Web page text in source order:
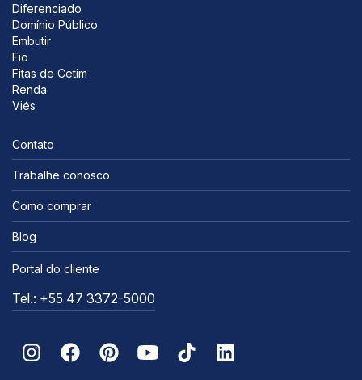
Diferenciado
Domínio Público
Embutir
Fio
Fitas de Cetim
Renda
Viés
Contato
Trabalhe conosco
Como comprar
Blog
Portal do cliente
Tel.: +55 47 3372-5000